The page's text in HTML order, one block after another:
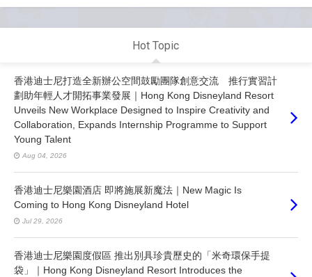
Hot Topic
香港迪士尼打造全新辦公空間鼓勵團隊創意交流 推行實習計
劃助年輕人才開拓事業發展｜Hong Kong Disneyland Resort
Unveils New Workplace Designed to Inspire Creativity and
Collaboration, Expands Internship Programme to Support
Young Talent
Aug 04, 2026
香港迪士尼樂園酒店 即將施展新魔法｜New Magic Is
Coming to Hong Kong Disneyland Hotel
Jul 29, 2026
香港迪士尼樂園度假區 推出別具珍貴歷史的「米奇環保手提
袋」｜Hong Kong Disneyland Resort Introduces the